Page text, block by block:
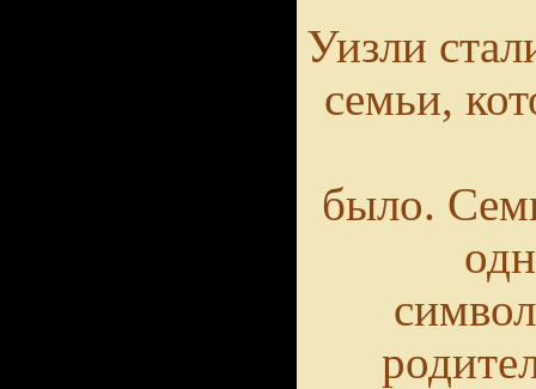
Уизли
семьи,
было.